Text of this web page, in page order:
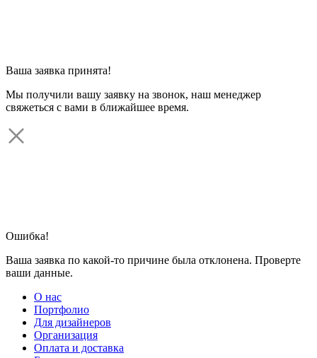
Ваша заявка принята!
Мы получили вашу заявку на звонок, наш менеджер
свяжеться с вами в ближайшее время.
Ошибка!
Ваша заявка по какой-то причине была отклонена. Проверте
ваши данные.
О нас
Портфолио
Для дизайнеров
Организация
Оплата и доставка